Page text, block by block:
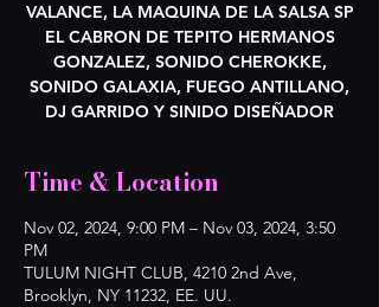
VALANCE, LA MAQUINA DE LA SALSA SP
EL CABRON DE TEPITO HERMANOS
GONZALEZ, SONIDO CHEROKKE,
SONIDO GALAXIA, FUEGO ANTILLANO,
DJ GARRIDO Y SINIDO DISEÑADOR
Time & Location
Nov 02, 2024, 9:00 PM – Nov 03, 2024, 3:50
PM
TULUM NIGHT CLUB, 4210 2nd Ave,
Brooklyn, NY 11232, EE. UU.